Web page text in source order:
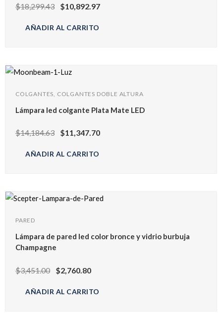
$18,299.43 $10,892.97
AÑADIR AL CARRITO
COLGANTES, COLGANTES DOBLE ALTURA
Lámpara led colgante Plata Mate LED
$14,184.63 $11,347.70
AÑADIR AL CARRITO
PARED
Lámpara de pared led color bronce y vidrio burbuja
Champagne
$3,451.00 $2,760.80
AÑADIR AL CARRITO